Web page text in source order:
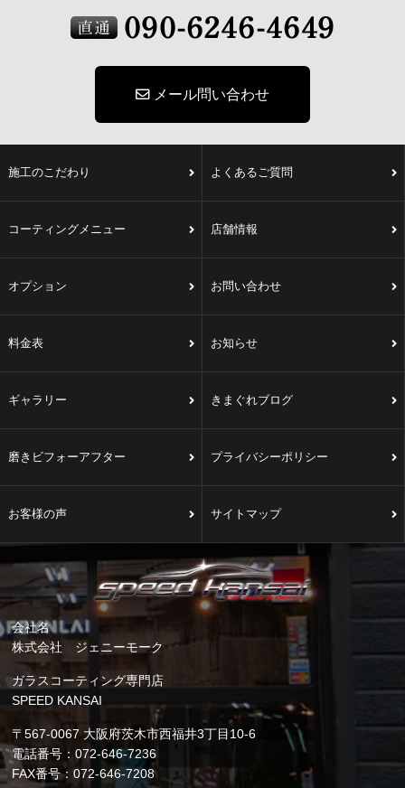
メール問い合わせ
施工のこだわり よくあるご質問
コーティングメニュー 店舗情報
オプション お問い合わせ
料金表 お知らせ
ギャラリー きまぐれブログ
磨きビフォーアフター プライバシーポリシー
お客様の声 サイトマップ
会社名
株式会社 ジェニーモーク
ガラスコーティング専門店
SPEED KANSAI
〒567-0067 大阪府茨木市西福井3丁目10-6
電話番号：072-646-7236
FAX番号：072-646-7208